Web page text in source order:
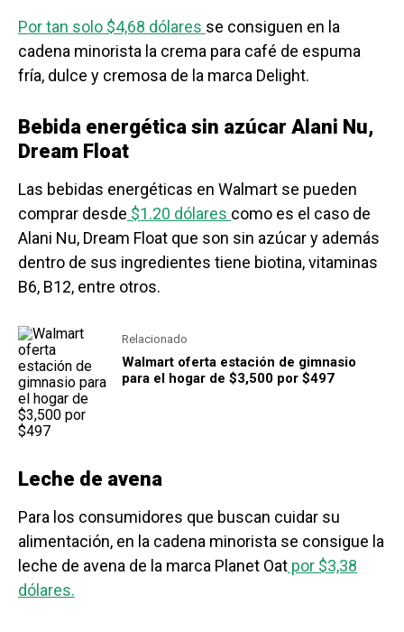
Por tan solo $4,68 dólares se consiguen en la
cadena minorista la crema para café de espuma
fría, dulce y cremosa de la marca Delight.
Bebida energética sin azúcar Alani Nu,
Dream Float
Las bebidas energéticas en Walmart se pueden
comprar desde $1.20 dólares como es el caso de
Alani Nu, Dream Float que son sin azúcar y además
dentro de sus ingredientes tiene biotina, vitaminas
B6, B12, entre otros.
Relacionado
Walmart oferta estación de gimnasio
para el hogar de $3,500 por $497
Leche de avena
Para los consumidores que buscan cuidar su
alimentación, en la cadena minorista se consigue la
leche de avena de la marca Planet Oat por $3,38
dólares.